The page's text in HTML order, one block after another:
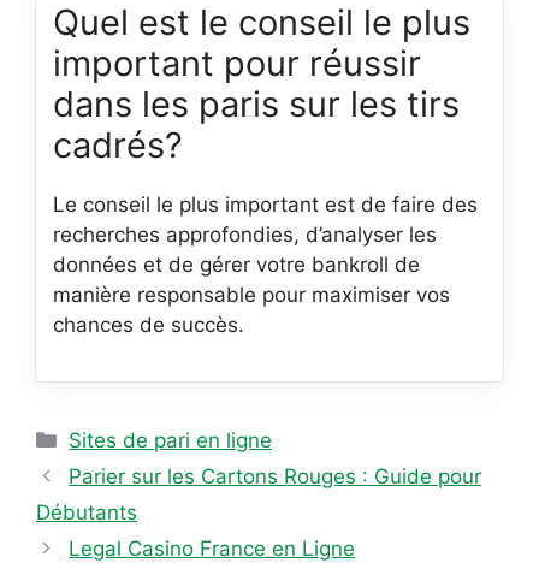
Quel est le conseil le plus
important pour réussir
dans les paris sur les tirs
cadrés?
Le conseil le plus important est de faire des
recherches approfondies, d’analyser les
données et de gérer votre bankroll de
manière responsable pour maximiser vos
chances de succès.
Catégories
Sites de pari en ligne
Parier sur les Cartons Rouges : Guide pour
Débutants
Legal Casino France en Ligne